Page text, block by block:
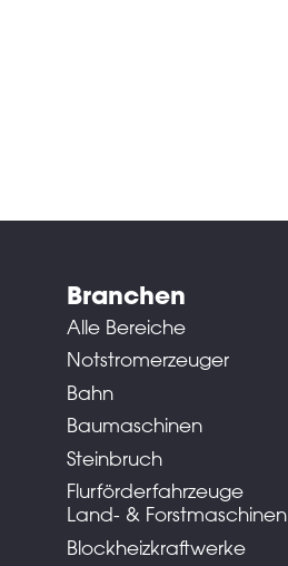
Branchen
Alle Bereiche
Notstromerzeuger
Bahn
Baumaschinen
Steinbruch
Flurförderfahrzeuge
Land- & Forstmaschinen
Blockheizkraftwerke